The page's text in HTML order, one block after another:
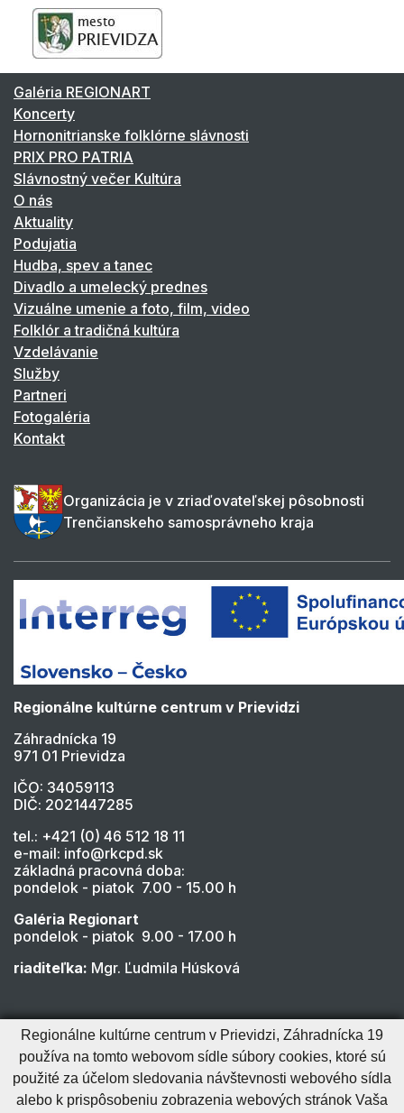
Galéria REGIONART
Koncerty
Hornonitrianske folklórne slávnosti
PRIX PRO PATRIA
Slávnostný večer Kultúra
O nás
Aktuality
Podujatia
Hudba, spev a tanec
Divadlo a umelecký prednes
Vizuálne umenie a foto, film, video
Folklór a tradičná kultúra
Vzdelávanie
Služby
Partneri
Fotogaléria
Kontakt
Organizácia je v zriaďovateľskej pôsobnosti
Trenčianskeho samosprávneho kraja
Regionálne kultúrne centrum v Prievidzi
Záhradnícka 19
971 01 Prievidza
IČO: 34059113
DIČ: 2021447285
tel.: +421 (0) 46 512 18 11
e-mail: info@rkcpd.sk
základná pracovná doba:
pondelok - piatok 7.00 - 15.00 h
Galéria Regionart
pondelok - piatok 9.00 - 17.00 h
riaditeľka: Mgr. Ľudmila Húsková
Cookies nastavenieCookies - viac informáciíVyhlásenie o prístupnosti
Regionálne kultúrne centrum v Prievidzi, Záhradnícka 19
používa na tomto webovom sídle súbory cookies, ktoré sú
použité za účelom sledovania návštevnosti webového sídla
alebo k prispôsobeniu zobrazenia webových stránok Vaša